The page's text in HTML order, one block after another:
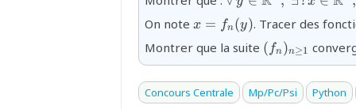
(x)=y}
On note{x=f_{n}
x = fn(y). Tracer des
Montrer que la suite ( fn)n≥1
Concours Centrale Mp/Pc/Psi Python